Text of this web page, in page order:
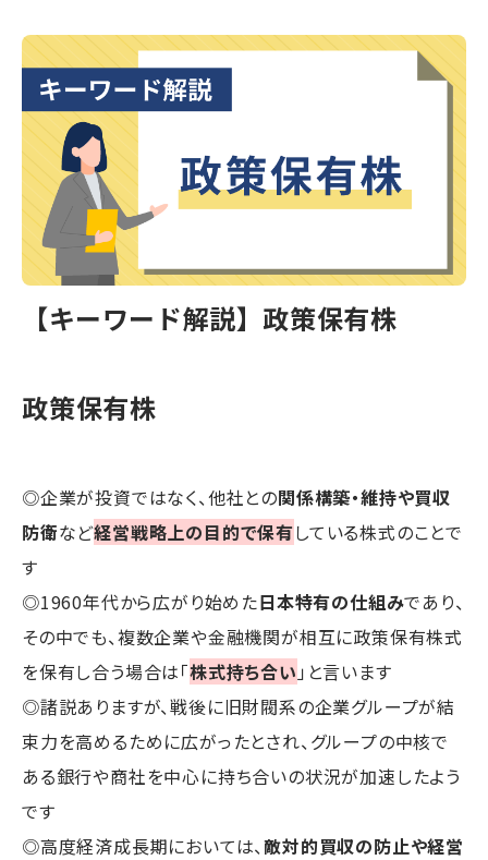
【キーワード解説】政策保有株
政策保有株
◎企業が投資ではなく、他社との関係構築・維持や買収
防衛など経営戦略上の目的で保有している株式のことで
す
◎1960年代から広がり始めた日本特有の仕組みであり、
その中でも、複数企業や金融機関が相互に政策保有株式
を保有し合う場合は「株式持ち合い 」と言います
◎諸説ありますが、戦後に旧財閥系の企業グループが結
束力を高めるために広がったとされ、グループの中核で
ある銀行や商社を中心に持ち合いの状況が加速したよう
です
◎高度経済成長期においては、敵対的買収の防止や経営